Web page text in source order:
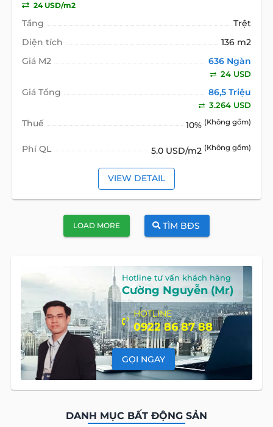
24 USD/m2
Tầng
Trệt
Diện tích
136 m2
Giá M2
636 Ngàn
24 USD
Giá Tổng 86,5 Triệu
3.264 USD
Thuế 10% (Không gồm)
Phí QL 5.0 USD/m2 (Không gồm)
VIEW DETAIL
LOAD MORE TÌM BĐS
Hotline tư vấn khách hàng
Cường Nguyễn (Mr)
HOTLINE
0922 86 87 88
GỌI NGAY
DANH MỤC BẤT ĐỘNG SẢN